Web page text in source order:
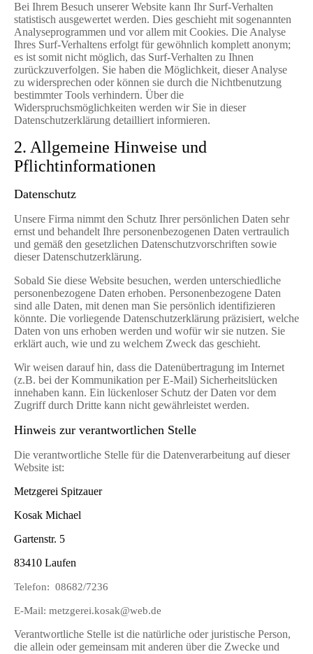
Bei Ihrem Besuch unserer Website kann Ihr Surf-Verhalten
statistisch ausgewertet werden. Dies geschieht mit sogenannten
Analyseprogrammen und vor allem mit Cookies. Die Analyse
Ihres Surf-Verhaltens erfolgt für gewöhnlich komplett anonym;
es ist somit nicht möglich, das Surf-Verhalten zu Ihnen
zurückzuverfolgen. Sie haben die Möglichkeit, dieser Analyse
zu widersprechen oder können sie durch die Nichtbenutzung
bestimmter Tools verhindern. Über die
Widerspruchsmöglichkeiten werden wir Sie in dieser
Datenschutzerklärung detailliert informieren.
2. Allgemeine Hinweise und
Pflichtinformationen
Datenschutz
Unsere Firma nimmt den Schutz Ihrer persönlichen Daten sehr
ernst und behandelt Ihre personenbezogenen Daten vertraulich
und gemäß den gesetzlichen Datenschutzvorschriften sowie
dieser Datenschutzerklärung.
Sobald Sie diese Website besuchen, werden unterschiedliche
personenbezogene Daten erhoben. Personenbezogene Daten
sind alle Daten, mit denen man Sie persönlich identifizieren
könnte. Die vorliegende Datenschutzerklärung präzisiert, welche
Daten von uns erhoben werden und wofür wir sie nutzen. Sie
erklärt auch, wie und zu welchem Zweck das geschieht.
Wir weisen darauf hin, dass die Datenübertragung im Internet
(z.B. bei der Kommunikation per E-Mail) Sicherheitslücken
innehaben kann. Ein lückenloser Schutz der Daten vor dem
Zugriff durch Dritte kann nicht gewährleistet werden.
Hinweis zur verantwortlichen Stelle
Die verantwortliche Stelle für die Datenverarbeitung auf dieser
Website ist:
Metzgerei Spitzauer
Kosak Michael
Gartenstr. 5
83410 Laufen
Telefon: 08682/7236
E-Mail: metzgerei.kosak@web.de
Verantwortliche Stelle ist die natürliche oder juristische Person,
die allein oder gemeinsam mit anderen über die Zwecke und